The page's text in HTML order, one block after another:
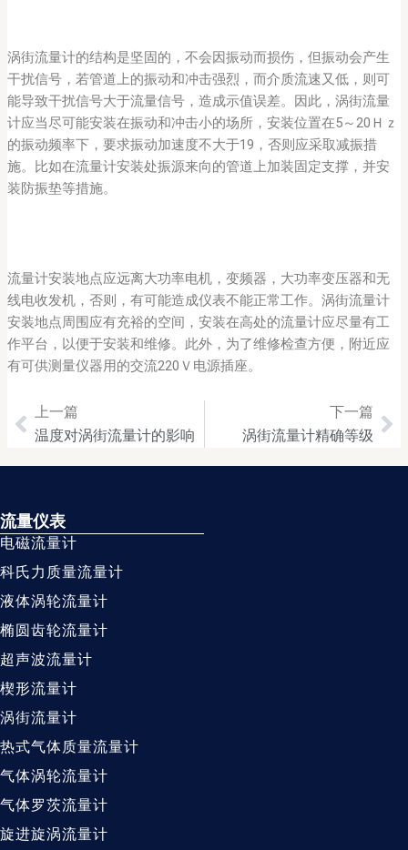
涡街流量计的结构是坚固的，不会因振动而损伤，但振动会产生
干扰信号，若管道上的振动和冲击强烈，而介质流速又低，则可
能导致干扰信号大于流量信号，造成示值误差。因此，涡街流量
计应当尽可能安装在振动和冲击小的场所，安装位置在5～20Ｈｚ
的振动频率下，要求振动加速度不大于19，否则应采取减振措
施。比如在流量计安装处振源来向的管道上加装固定支撑，并安
装防振垫等措施。
流量计安装地点应远离大功率电机，变频器，大功率变压器和无
线电收发机，否则，有可能造成仪表不能正常工作。涡街流量计
安装地点周围应有充裕的空间，安装在高处的流量计应尽量有工
作平台，以便于安装和维修。此外，为了维修检查方便，附近应
有可供测量仪器用的交流220Ｖ电源插座。
Prev
上一篇
温度对涡街流量计的影响
下一篇
涡街流量计精确等级
流量仪表
电磁流量计
科氏力质量流量计
液体涡轮流量计
椭圆齿轮流量计
超声波流量计
楔形流量计
涡街流量计
热式气体质量流量计
气体涡轮流量计
气体罗茨流量计
旋进旋涡流量计